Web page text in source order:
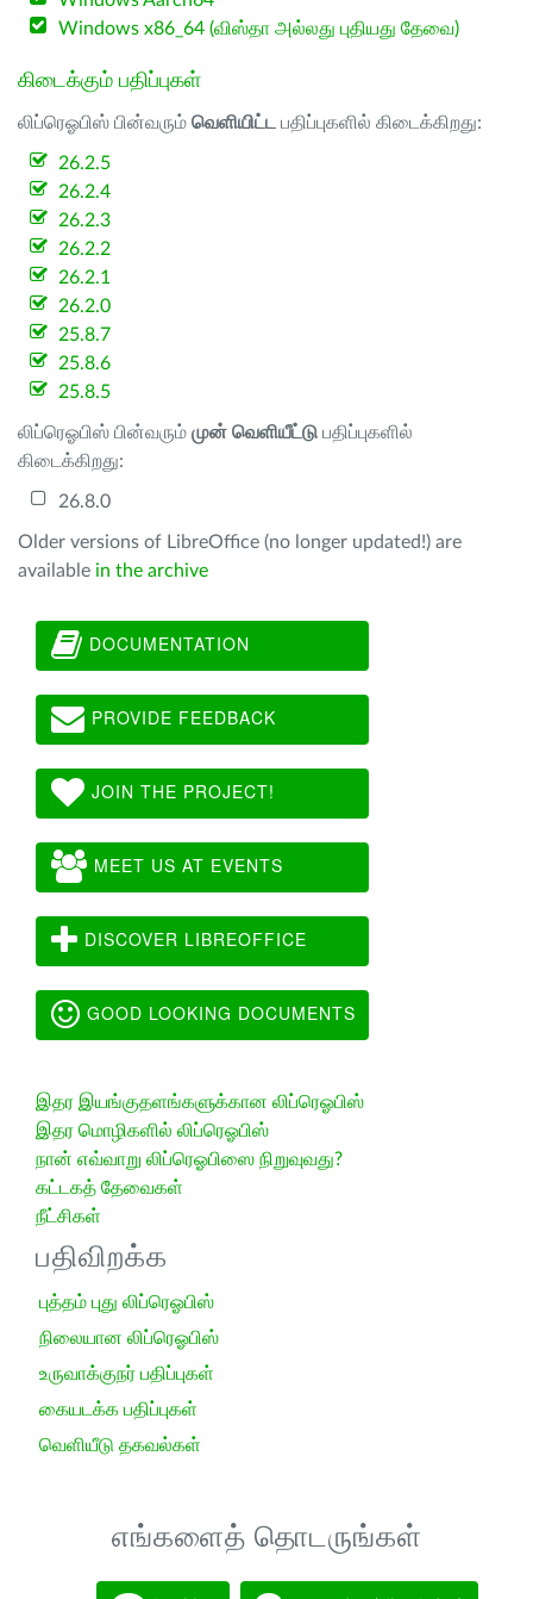
Windows x86_64 (விஸ்தா அல்லது புதியது தேவை)
கிடைக்கும் பதிப்புகள்
லிப்ரெஓபிஸ் பின்வரும் வெளியிட்ட பதிப்புகளில் கிடைக்கிறது:
26.2.5
26.2.4
26.2.3
26.2.2
26.2.1
26.2.0
25.8.7
25.8.6
25.8.5
லிப்ரெஓபிஸ் பின்வரும் முன் வெளியீட்டு பதிப்புகளில்
கிடைக்கிறது:
26.8.0
Older versions of LibreOffice (no longer updated!) are
available in the archive
DOCUMENTATION
PROVIDE FEEDBACK
JOIN THE PROJECT!
MEET US AT EVENTS
DISCOVER LIBREOFFICE
GOOD LOOKING DOCUMENTS
இதர இயங்குதளங்களுக்கான லிப்ரெஓபிஸ்
இதர மொழிகளில் லிப்ரெஓபிஸ்
நான் எவ்வாறு லிப்ரெஓபிஸை நிறுவுவது?
கட்டகத் தேவைகள்
நீட்சிகள்
பதிவிறக்க
புத்தம் புது லிப்ரெஓபிஸ்
நிலையான லிப்ரெஓபிஸ்
உருவாக்குநர் பதிப்புகள்
கையடக்க பதிப்புகள்
வெளியீடு தகவல்கள்
எங்களைத் தொடருங்கள்